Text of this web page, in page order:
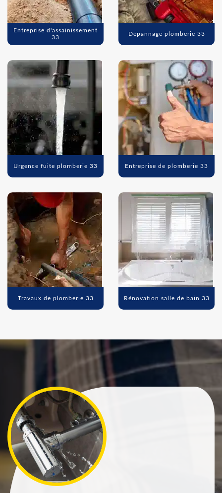
Entreprise d'assainissement
33
Dépannage plomberie 33
Urgence fuite plomberie 33 Entreprise de plomberie 33
Travaux de plomberie 33 Rénovation salle de bain 33